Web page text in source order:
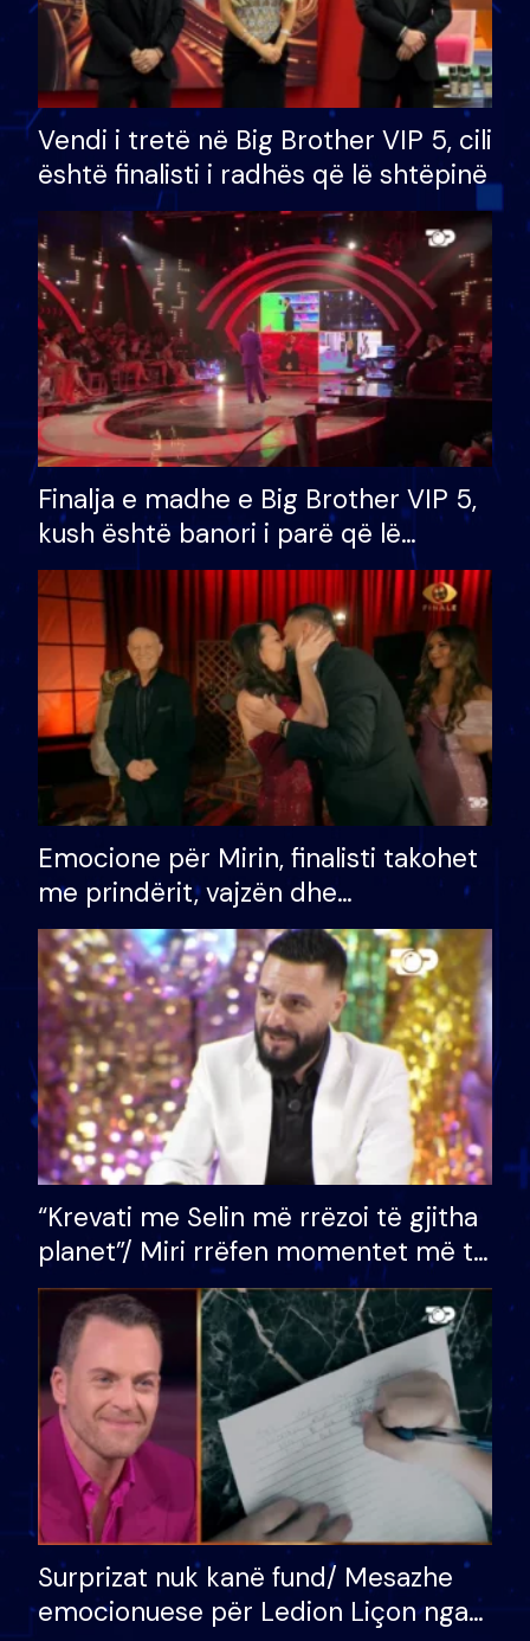
Vendi i tretë në Big Brother VIP 5, cili
është finalisti i radhës që lë shtëpinë
Finalja e madhe e Big Brother VIP 5,
kush është banori i parë që lë
shtëpinë dhe humb mundësinë për
të fituar çmimin e madh
Emocione për Mirin, finalisti takohet
me prindërit, vajzën dhe
bashkëshorten: S’kemi ndonjë letër
divorci apo jo?
“Krevati me Selin më rrëzoi të gjitha
planet”/ Miri rrëfen momentet më të
bukura në shtëpinë e BB VIP: Do më
mungojë zilja e mëngjesit kur…
Surprizat nuk kanë fund/ Mesazhe
emocionuese për Ledion Liçon nga